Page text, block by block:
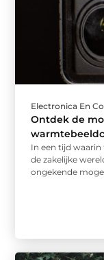
Electronica En
Ontdek de
In een tijd
de zakelijke
ongekende